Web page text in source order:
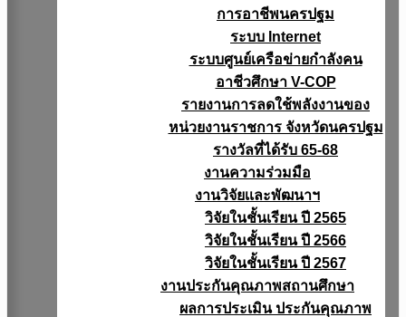
การอาชีพนครปฐม
ระบบ Internet
ระบบศูนย์เครือข่ายกำลังคน
อาชีวศึกษา V-COP
รายงานการลดใช้พลังงานของ
หน่วยงานราชการ จังหวัดนครปฐม
รางวัลที่ได้รับ 65-68
งานความร่วมมือ
งานวิจัยเเละพัฒนาฯ
วิจัยในชั้นเรียน ปี 2565
วิจัยในชั้นเรียน ปี 2566
วิจัยในชั้นเรียน ปี 2567
งานประกันคุณภาพสถานศึกษา
ผลการประเมิน ประกันคุณภาพ